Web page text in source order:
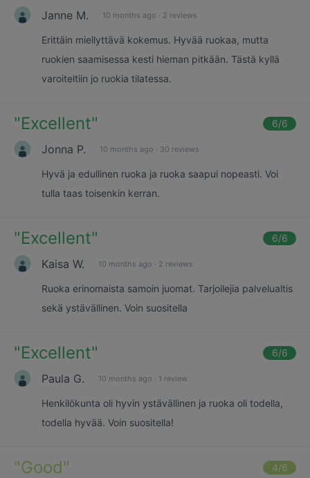
Janne M. 10 months ago · 2 reviews
Erittäin miellyttävä kokemus. Hyvää ruokaa, mutta
ruokien saamisessa kesti hieman pitkään. Tästä kyllä
varoiteltiin jo ruokia tilatessa.
"Excellent" 6/6
Jonna P. 10 months ago · 30 reviews
Hyvä ja edullinen ruoka ja ruoka saapui nopeasti. Voi
tulla taas toisenkin kerran.
"Excellent" 6/6
Kaisa W. 10 months ago · 2 reviews
Ruoka erinomaista samoin juomat. Tarjoilejia palvelualtis
sekä ystävällinen. Voin suositella
"Excellent" 6/6
Paula G. 10 months ago · 1 review
Henkilökunta oli hyvin ystävällinen ja ruoka oli todella,
todella hyvää. Voin suositella!
"Good" 4/6